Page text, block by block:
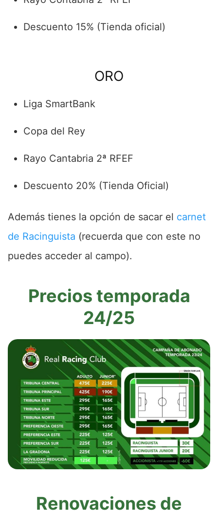
Descuento 15% (Tienda oficial)
ORO
Liga SmartBank
Copa del Rey
Rayo Cantabria 2ª RFEF
Descuento 20% (Tienda Oficial)
Además tienes la opción de sacar el carnet
de Racinguista (recuerda que con este no
puedes acceder al campo).
Precios temporada
24/25
Renovaciones de